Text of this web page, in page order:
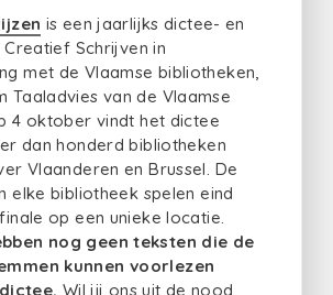
is een jaarlijks dictee- en
Schrijven in
met de Vlaamse bibliotheken,
Taaladvies van de Vlaamse
4 oktober vindt het dictee
dan honderd bibliotheken
Vlaanderen en Brussel. De
elke bibliotheek spelen eind
op een unieke locatie.
nog geen teksten die de
kunnen voorlezen
Wil jij ons uit de nood